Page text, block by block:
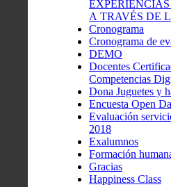
A TRAVÉS DE
Cronograma
Cronograma de
DEMO
Docentes
Competencias
Dona Juguetes y
Encuesta Open
Evaluación
2018
Exalumnos
Formación
Gracias
Happiness Class